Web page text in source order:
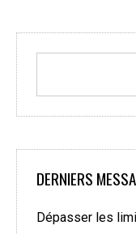
DERNIERS
Dépasser les